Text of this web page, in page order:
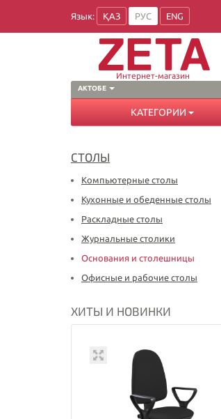
Язык: ҚАЗ РУС ENG
АКТОБЕ
Интернет-магазин
КАТЕГОРИИ
СТОЛЫ
Компьютерные столы
Кухонные и обеденные столы
Раскладные столы
Журнальные столики
Основания и столешницы
Офисные и рабочие столы
ХИТЫ И НОВИНКИ